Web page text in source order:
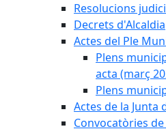
Resolucions
Decrets d'Alcaldia
Actes del Ple
Plens
acta (març
Plens
Actes de la Junta
Convocatòries